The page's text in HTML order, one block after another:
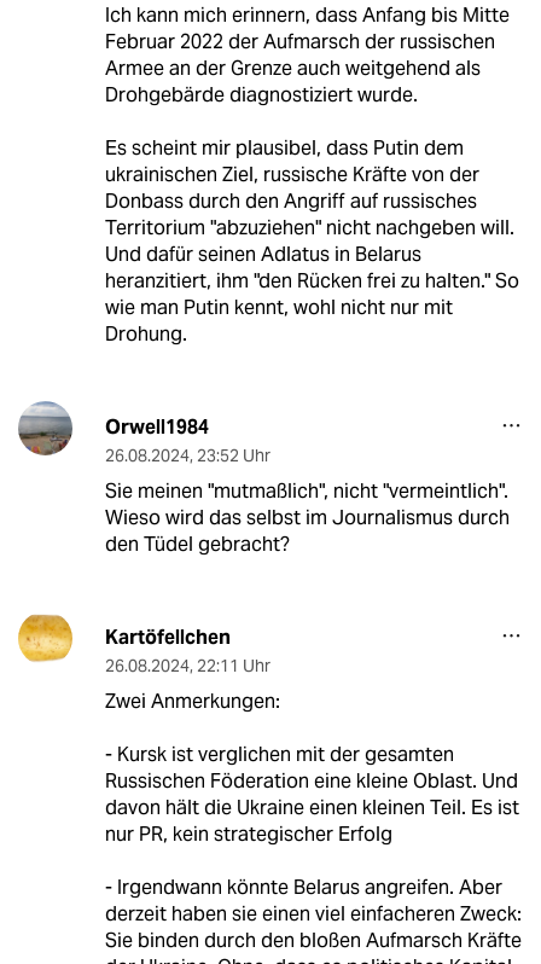
Ich kann mich erinnern, dass Anfang bis Mitte
Februar 2022 der Aufmarsch der russischen
Armee an der Grenze auch weitgehend als
Drohgebärde diagnostiziert wurde.
Es scheint mir plausibel, dass Putin dem
ukrainischen Ziel, russische Kräfte von der
Donbass durch den Angriff auf russisches
Territorium "abzuziehen" nicht nachgeben will.
Und dafür seinen Adlatus in Belarus
heranzitiert, ihm "den Rücken frei zu halten." So
wie man Putin kennt, wohl nicht nur mit
Drohung.
Orwell1984
26.08.2024, 23:52 Uhr
Sie meinen "mutmaßlich", nicht "vermeintlich".
Wieso wird das selbst im Journalismus durch
den Tüdel gebracht?
Kartöfellchen
26.08.2024, 22:11 Uhr
Zwei Anmerkungen:
- Kursk ist verglichen mit der gesamten
Russischen Föderation eine kleine Oblast. Und
davon hält die Ukraine einen kleinen Teil. Es ist
nur PR, kein strategischer Erfolg
- Irgendwann könnte Belarus angreifen. Aber
derzeit haben sie einen viel einfacheren Zweck:
Sie binden durch den bloßen Aufmarsch Kräfte